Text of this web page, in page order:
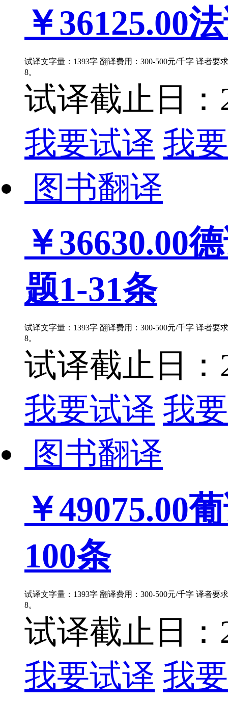
￥36125.00
试译文字量：1393字 翻译费用：300-500元/千字 译者要
8。
试译截止日：
我要试译 我
图书翻译
￥36630.00
题1-31条
试译文字量：1393字 翻译费用：300-500元/千字 译者要
8。
试译截止日：
我要试译 我
图书翻译
￥49075.00
100条
试译文字量：1393字 翻译费用：300-500元/千字 译者要
8。
试译截止日：
我要试译 我